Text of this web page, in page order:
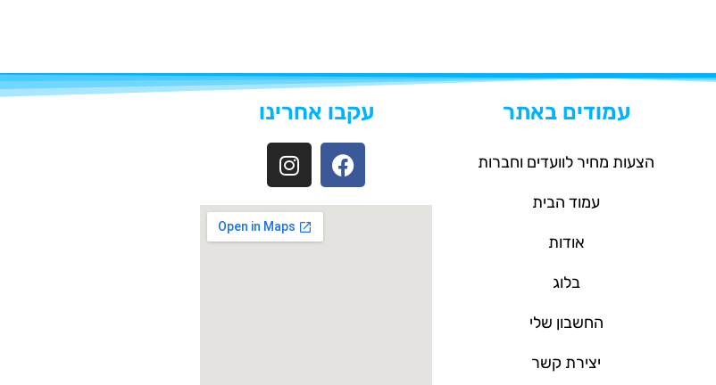
עמודים באתר
הצעות מחיר לוועדים וחברות
עמוד הבית
אודות
בלוג
החשבון שלי
יצירת קשר
עקבו אחרינו